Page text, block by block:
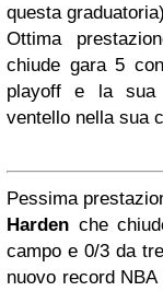
questa
Ottima
chiude gara 5 con
playoff e la sua
ventello nella sua
Pessima
Harden che
campo e 0/3 da
nuovo record